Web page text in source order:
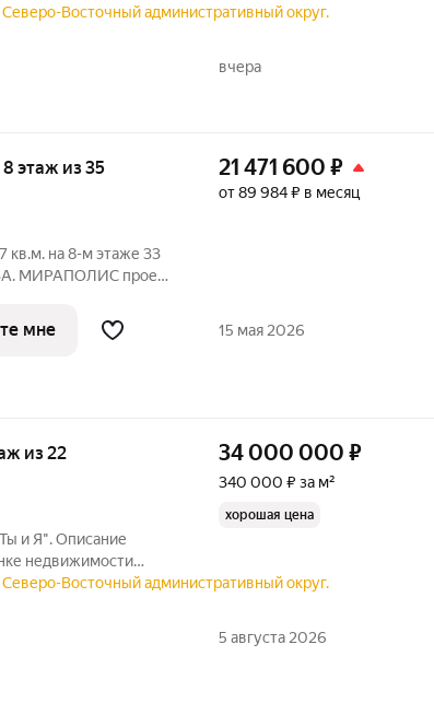
в новом ЖК Комфорт
Восточный административный округ.
вчера
8 этаж из 35
кв.м. на 8-м этаже 33
проект
21 471 600 ₽
от 89 984 ₽ в месяц
мне 15 мая 2026
из 22
и Я". Описание
недвижимости
34 000 000 ₽
340 000 ₽ за м²
хорошая цена
Восточный административный округ.
5 августа 2026